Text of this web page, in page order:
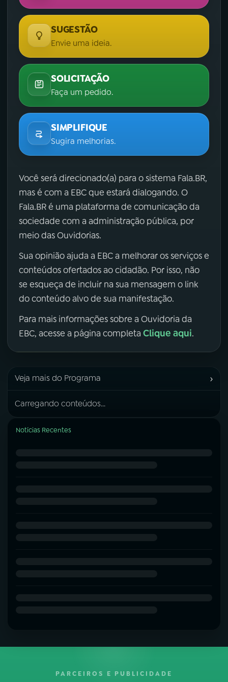
SUGESTÃO
Envie uma ideia.
SOLICITAÇÃO
Faça um pedido.
SIMPLIFIQUE
Sugira melhorias.
Você será direcionado(a) para o sistema Fala.BR,
mas é com a EBC que estará dialogando. O
Fala.BR é uma plataforma de comunicação da
sociedade com a administração pública, por
meio das Ouvidorias.
Sua opinião ajuda a EBC a melhorar os serviços e
conteúdos ofertados ao cidadão. Por isso, não
se esqueça de incluir na sua mensagem o link
do conteúdo alvo de sua manifestação.
Para mais informações sobre a Ouvidoria da
EBC, acesse a página completa Clique aqui.
Veja mais do Programa ›
Carregando conteúdos...
Notícias Recentes
PARCEIROS E PUBLICIDADE